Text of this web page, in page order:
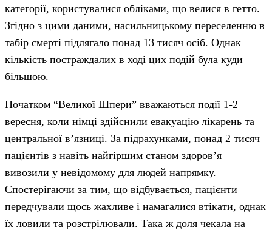
категорії, користувалися обліками, що велися в гетто.
Згідно з цими даними, насильницькому переселенню в
табір смерті підлягало понад 13 тисяч осіб. Однак
кількість постраждалих в ході цих подій була куди
більшою.
Початком “Великої Шпери” вважаються події 1-2
вересня, коли німці здійснили евакуацію лікарень та
центральної в’язниці. За підрахунками, понад 2 тисяч
пацієнтів з навіть найгіршим станом здоров’я
вивозили у невідомому для людей напрямку.
Спостерігаючи за тим, що відбувається, пацієнти
передчували щось жахливе і намагалися втікати, однак
їх ловили та розстрілювали. Така ж доля чекала на